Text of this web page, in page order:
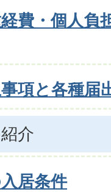
費・個人負
項と各種届
介
居条件